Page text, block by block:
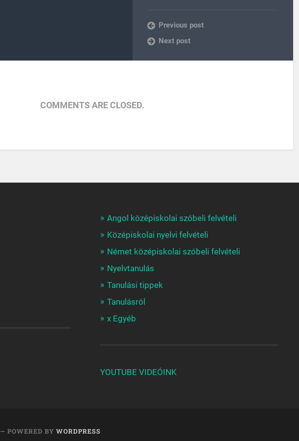
Previous post
Next post
COMMENTS ARE CLOSED.
Angol középiskolai szóbeli felvételi
Középiskolai nyelvi felvételi
Német középiskolai szóbeli felvételi
Nyelvtanulás
Tanulási tippek
Tanulásról
x Egyéb
YOUTUBE VIDEÓINK
— POWERED BYWORDPRESS